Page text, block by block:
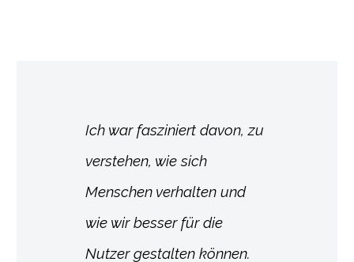
Ich war fasziniert davon, zu
verstehen, wie sich
Menschen verhalten und
wie wir besser für die
Nutzer gestalten können.